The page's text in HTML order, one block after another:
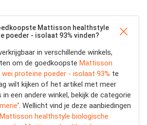
Mattisson healthstyle
poeder - isolaat 93% vinden?
in verschillende winkels,
om de goedkoopste Mattisson
proteïne poeder - isolaat 93% te
wilt kijken of het artikel met meer
een andere winkel, bekijk de categorie
'. Wellicht vind je deze aanbiedingen
Mattisson healthstyle biologische